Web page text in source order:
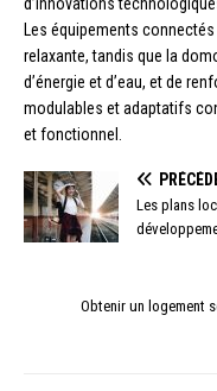
Les équipements
relaxante, tandis que la
d’énergie et d’eau, et de
modulables et adaptatifs
et fonctionnel.
Les plans
Obtenir un logement